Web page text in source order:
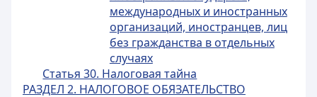
международных и иностранных
организаций, иностранцев, лиц
без гражданства в отдельных
случаях
Статья 30. Налоговая тайна
РАЗДЕЛ 2. НАЛОГОВОЕ ОБЯЗАТЕЛЬСТВО